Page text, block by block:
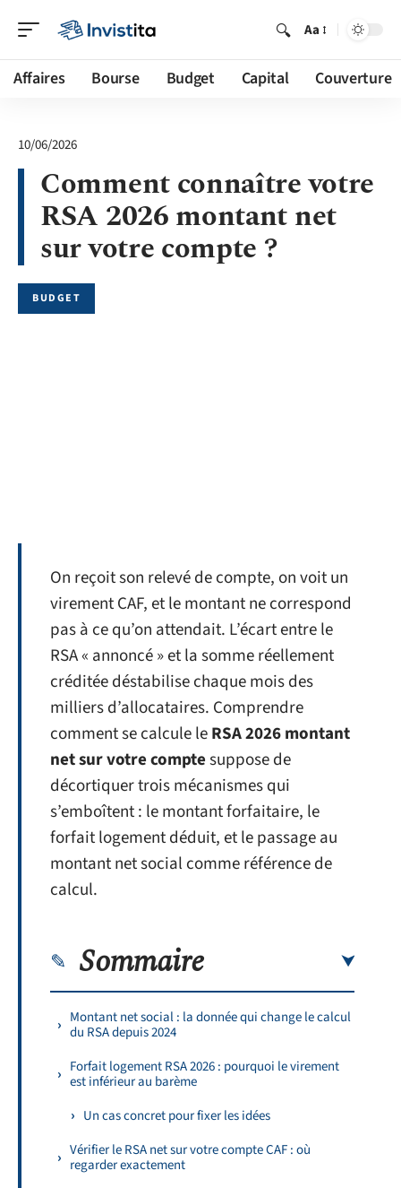
Aa
Affaires Bourse Budget Capital Couverture
10/06/2026
Comment connaître votre
RSA 2026 montant net
sur votre compte ?
BUDGET
On reçoit son relevé de compte, on voit un
virement CAF, et le montant ne correspond
pas à ce qu’on attendait. L’écart entre le
RSA « annoncé » et la somme réellement
créditée déstabilise chaque mois des
milliers d’allocataires. Comprendre
comment se calcule leRSA 2026 montant
net sur votre comptesuppose de
décortiquer trois mécanismes qui
s’emboîtent : le montant forfaitaire, le
forfait logement déduit, et le passage au
montant net social comme référence de
calcul.
Sommaire
Montant net social : la donnée qui change le calcul
du RSA depuis 2024
Forfait logement RSA 2026 : pourquoi le virement
est inférieur au barème
Un cas concret pour fixer les idées
Vérifier le RSA net sur votre compte CAF : où
regarder exactement